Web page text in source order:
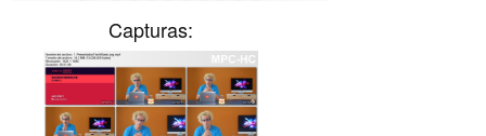
Capturas: